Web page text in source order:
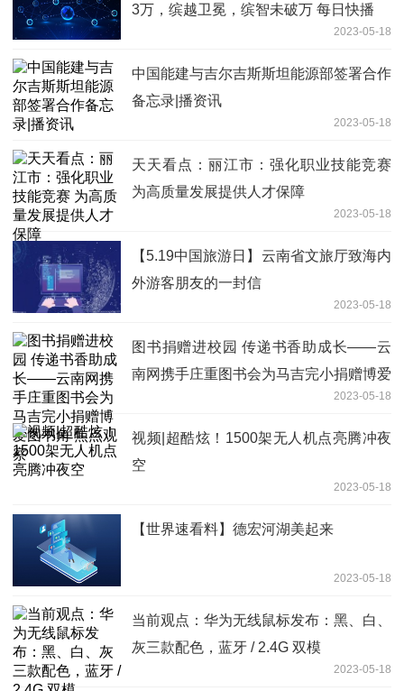
3万，缤越卫冕，缤智未破万 每日快播
2023-05-18
中国能建与吉尔吉斯斯坦能源部签署合作
备忘录|播资讯
2023-05-18
天天看点：丽江市：强化职业技能竞赛
为高质量发展提供人才保障
2023-05-18
【5.19中国旅游日】云南省文旅厅致海内
外游客朋友的一封信
2023-05-18
图书捐赠进校园 传递书香助成长——云
南网携手庄重图书会为马吉完小捐赠博爱
2023-05-18
视频|超酷炫！1500架无人机点亮腾冲夜
空
2023-05-18
【世界速看料】德宏河湖美起来
2023-05-18
当前观点：华为无线鼠标发布：黑、白、
灰三款配色，蓝牙 / 2.4G 双模
2023-05-18